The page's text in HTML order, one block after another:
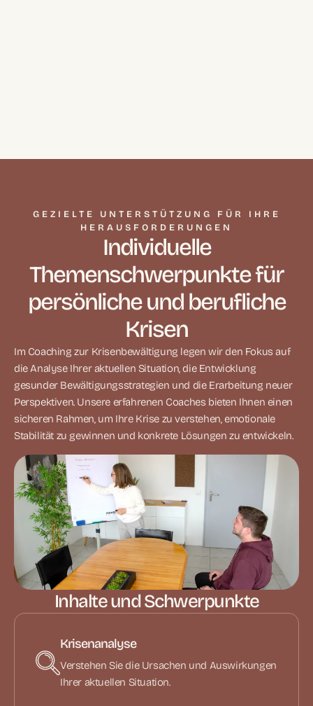
GEZIELTE UNTERSTÜTZUNG FÜR IHRE
HERAUSFORDERUNGEN
Individuelle
Themenschwerpunkte für
persönliche und berufliche
Krisen
Im Coaching zur Krisenbewältigung legen wir den Fokus auf
die Analyse Ihrer aktuellen Situation, die Entwicklung
gesunder Bewältigungsstrategien und die Erarbeitung neuer
Perspektiven. Unsere erfahrenen Coaches bieten Ihnen einen
sicheren Rahmen, um Ihre Krise zu verstehen, emotionale
Stabilität zu gewinnen und konkrete Lösungen zu entwickeln.
Inhalte und Schwerpunkte
Krisenanalyse
Verstehen Sie die Ursachen und Auswirkungen
Ihrer aktuellen Situation.